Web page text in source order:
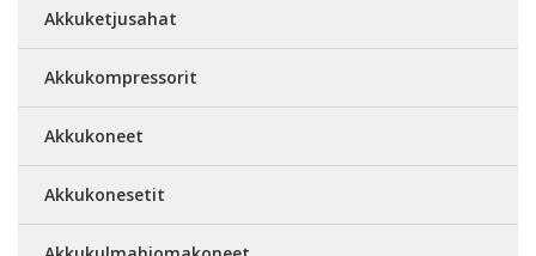
Akkuketjusahat
Akkukompressorit
Akkukoneet
Akkukonesetit